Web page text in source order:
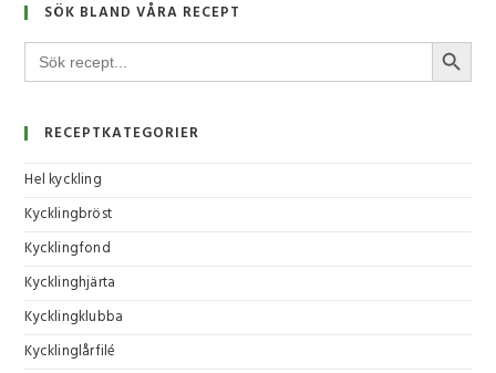
SÖK BLAND VÅRA RECEPT
Sök
efter:
RECEPTKATEGORIER
Hel kyckling
Kycklingbröst
Kycklingfond
Kycklinghjärta
Kycklingklubba
Kycklinglårfilé